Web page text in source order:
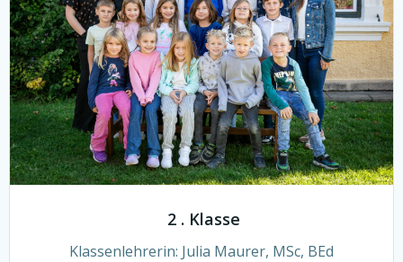
2 . Klasse
Klassenlehrerin: Julia Maurer, MSc, BEd